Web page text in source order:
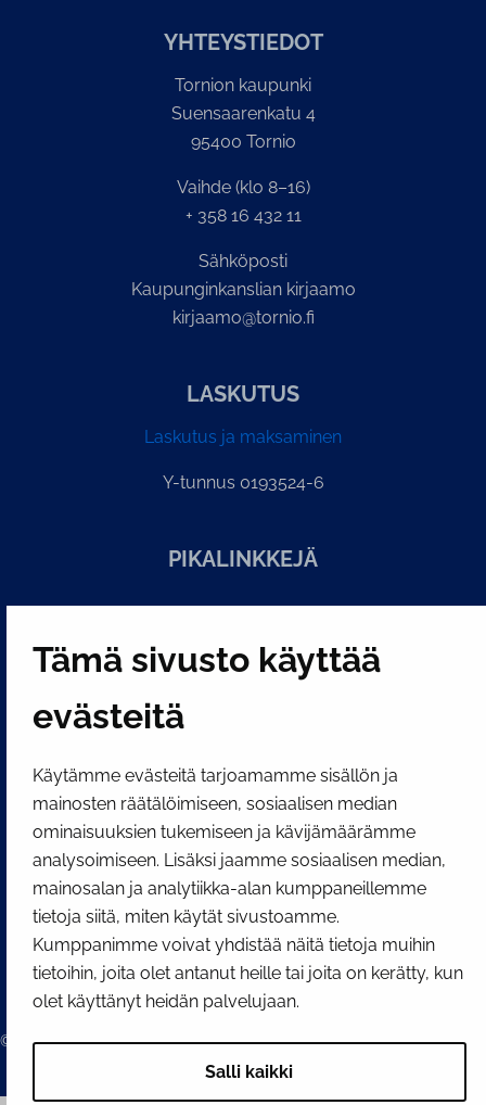
Tämä sivusto käyttää
evästeitä
Käytämme evästeitä tarjoamamme sisällön ja
mainosten räätälöimiseen, sosiaalisen median
ominaisuuksien tukemiseen ja kävijämäärämme
analysoimiseen. Lisäksi jaamme sosiaalisen median,
mainosalan ja analytiikka-alan kumppaneillemme
tietoja siitä, miten käytät sivustoamme.
Kumppanimme voivat yhdistää näitä tietoja muihin
tietoihin, joita olet antanut heille tai joita on kerätty, kun
olet käyttänyt heidän palvelujaan.
Salli kaikki
YH­TEYS­TIE­DOT
Tornion kaupunki
Suensaarenkatu 4
95400 Tornio
Vaihde (klo 8–16)
+ 358 16 432 11
Sähköposti
Kaupunginkanslian kirjaamo
kirjaamo@tornio.fi
LASKUTUS
Laskutus ja maksaminen
Y-tunnus 0193524-6
PI­KA­LINK­KE­JÄ
SOSIAALINEN MEDIA
© 2026 Tornion kaupunki